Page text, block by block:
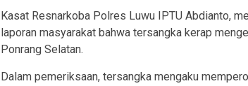
Kasat Resnarkoba Polres Luwu IPTU Abdianto,
laporan masyarakat bahwa tersangka kerap
Ponrang Selatan.
Dalam pemeriksaan, tersangka mengaku